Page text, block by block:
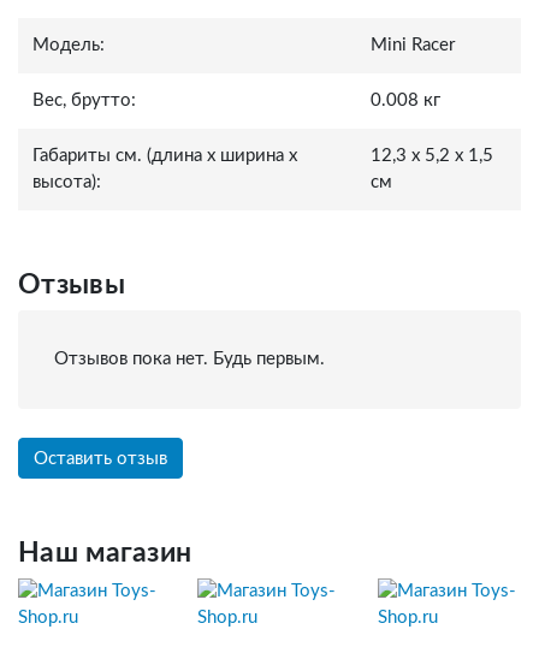
Модель: Mini Racer
Вес, брутто: 0.008 кг
Габариты см. (длина x ширина x
высота):
12,3 x 5,2 x 1,5
см
Отзывы
Отзывов пока нет. Будь первым.
Оставить отзыв
Наш магазин